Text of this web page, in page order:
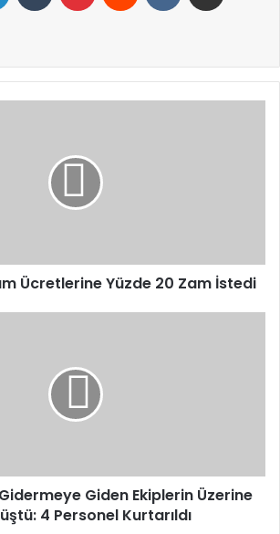
Ücretlerine Yüzde 20 Zam İstedi
Gidermeye Giden Ekiplerin Üzerine
4 Personel Kurtarıldı